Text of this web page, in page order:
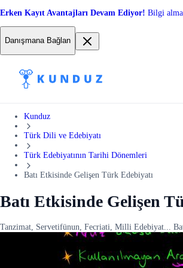
Erken Kayıt Avantajları Devam Ediyor! Bilgi
Danışmana Bağlan
Kunduz
Türk Dili ve Edebiyatı
Türk Edebiyatının Tarihi Dönemleri
Batı Etkisinde Gelişen Türk Edebiyatı
Batı Etkisinde Gelişen
Tanzimat, Servetifünun, Fecriati, Milli Edebiyat...